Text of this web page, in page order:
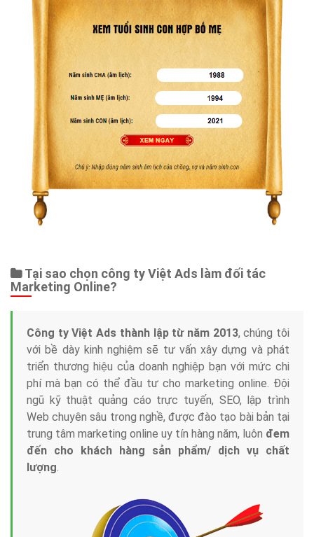
Tại sao chọn công ty Việt Ads làm đối tác
Marketing Online?
Công ty Việt Ads thành lập từ năm 2013, chúng tôi
với bề dày kinh nghiệm sẽ tư vấn xây dựng và phát
triển thương hiệu của doanh nghiệp bạn với mức chi
phí mà bạn có thể đầu tư cho marketing online. Đội
ngũ kỹ thuật quảng cáo trực tuyến, SEO, lập trình
Web chuyên sâu trong nghề, được đào tạo bài bản tại
trung tâm marketing online uy tín hàng năm, luôn đem
đến cho khách hàng sản phẩm/ dịch vụ chất
lượng.